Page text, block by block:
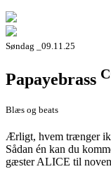
Søndag _09.11.25
Papayebrass
Blæs og beats
Ærligt, hvem trænger
Sådan én kan du
gæster ALICE til